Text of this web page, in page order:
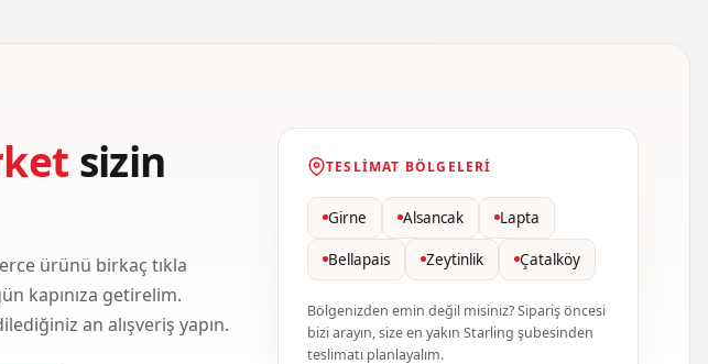
sizin
ürünü birkaç tıkla
kapınıza getirelim.
an alışveriş yapın.
TESLIMAT BÖLGELERI
Girne Alsancak Lapta
Bellapais Zeytinlik Çatalköy
Bölgenizden emin değil misiniz? Sipariş öncesi
bizi arayın, size en yakın Starling şubesinden
teslimatı planlayalım.